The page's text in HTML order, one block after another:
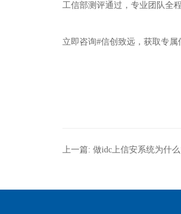
工信部测评通过，专业团队全
立即咨询#信创致远，获取专属
上一篇: 做idc上信安系统为什